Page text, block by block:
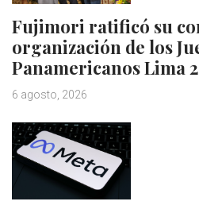
Fujimori ratificó su
organización de los
Panamericanos Lima
6 agosto, 2026